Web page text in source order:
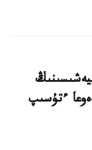
ءتۇسىپ